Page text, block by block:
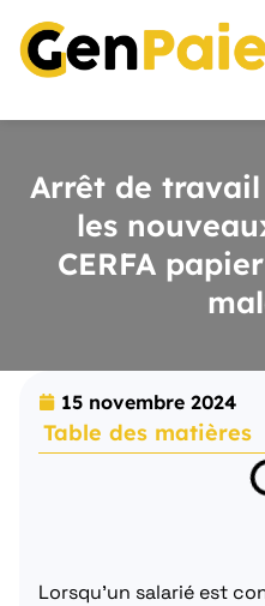
Arrêt de
les
CERFA
15 novembre 2024
Table des matières
Lorsqu’un salarié est